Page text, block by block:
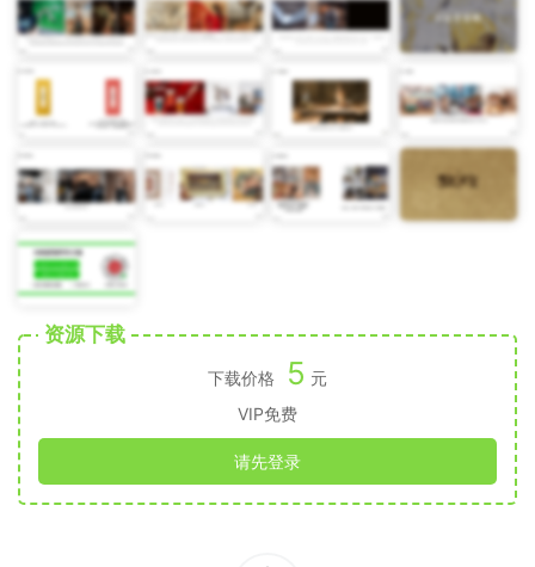
资源下载
下载价格 5 元
VIP免费
请先登录